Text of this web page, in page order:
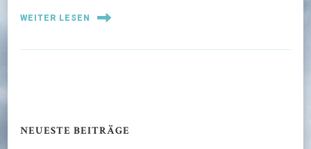
WEITER LESEN
NEUESTE BEITRÄGE